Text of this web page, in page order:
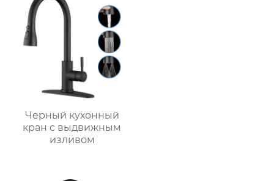
Черный кухонный
кран с выдвижным
изливом